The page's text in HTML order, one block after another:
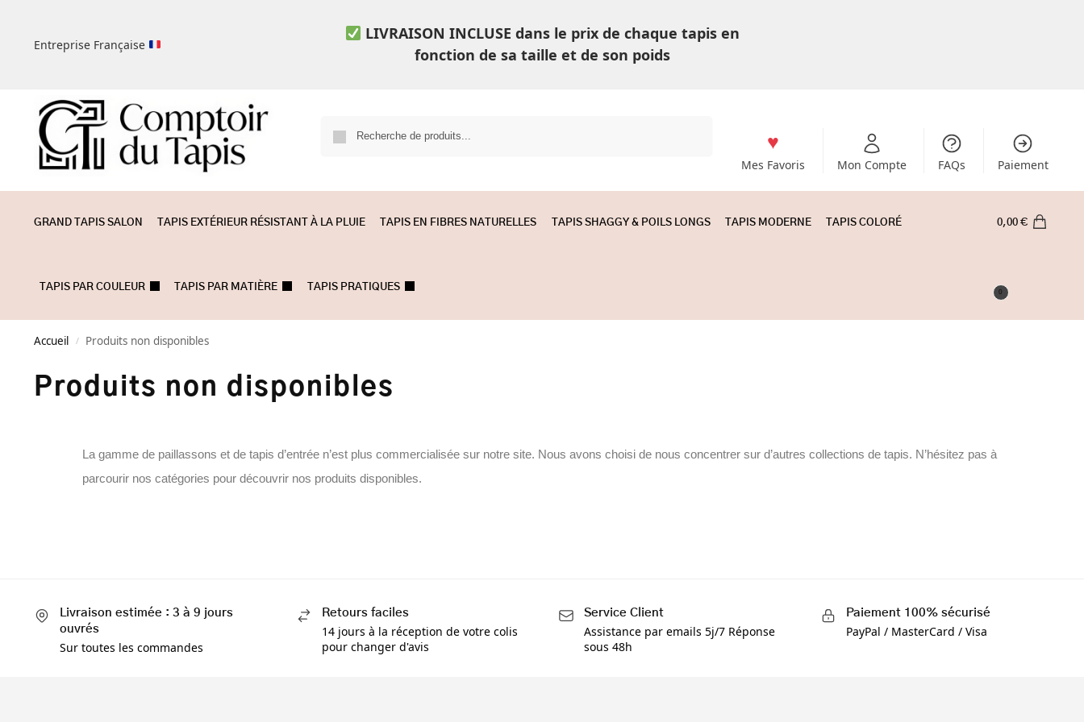
Entreprise Française
LIVRAISON INCLUSE dans le prix de chaque tapis en
fonction de sa taille et de son poids
Mes Favoris Mon Compte FAQs Paiement
GRAND TAPIS SALON TAPIS EXTÉRIEUR RÉSISTANT À LA PLUIE TAPIS EN FIBRES NATURELLES TAPIS SHAGGY & POILS LONGS TAPIS MODERNE TAPIS COLORÉ
TAPIS PAR COULEUR TAPIS PAR MATIÈRE TAPIS PRATIQUES
0,00 €
0
Accueil / Produits non disponibles
Produits non disponibles
La gamme de paillassons et de tapis d’entrée n’est plus commercialisée sur notre site. Nous avons choisi de nous concentrer sur d’autres collections de tapis. N’hésitez pas à
parcourir nos catégories pour découvrir nos produits disponibles.
Livraison estimée : 3 à 9 jours
ouvrés
Sur toutes les commandes
Retours faciles
14 jours à la réception de votre colis
pour changer d'avis
Service Client
Assistance par emails 5j/7 Réponse
sous 48h
Paiement 100% sécurisé
PayPal / MasterCard / Visa